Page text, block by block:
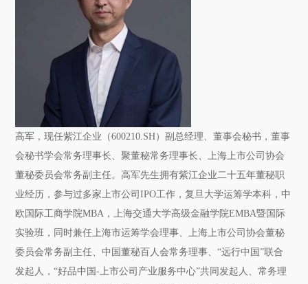
高军，现任紫江企业（600210.SH）副总经理、董事会秘书，董事
会秘书学会常务理事长、聚董秘常务理事长、上海上市公司协会
董秘委员会常务副主任。高军先生拥有紫江企业二十五年董秘职
业经历，参与过多家上市公司IPO工作，复旦大学运筹学本科，中
欧国际工商学院MBA，上海交通大学高级金融学院EMBA暨国际
实验班，同时兼任上海市运筹学会理事、上海上市公司协会董秘
委员会常务副主任、中国董秘百人会常务理事、“远行中国”联合
发起人，“好品中国-上市公司产业服务中心”共同发起人、常务理